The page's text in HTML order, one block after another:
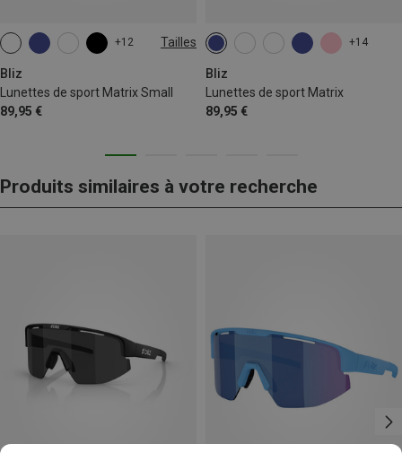
+12 Tailles
Bliz
Lunettes de sport Matrix Small
89,95 €
ONE SIZE
+14
Bliz
Lunettes de sport Matrix
89,95 €
Produits similaires à votre recherche